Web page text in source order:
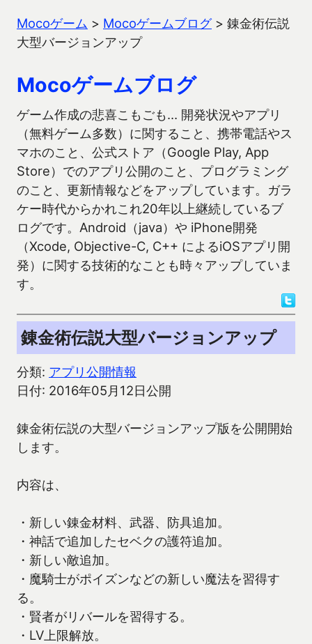
Mocoゲーム > Mocoゲームブログ> 錬金術伝説
大型バージョンアップ
Mocoゲームブログ
ゲーム作成の悲喜こもごも… 開発状況やアプリ
（無料ゲーム多数）に関すること、携帯電話やス
マホのこと、公式ストア（Google Play, App
Store）でのアプリ公開のこと、プログラミング
のこと、更新情報などをアップしています。ガラ
ケー時代からかれこれ20年以上継続しているブ
ログです。Android（java）や iPhone開発
（Xcode, Objective-C, C++ によるiOSアプリ開
発）に関する技術的なことも時々アップしていま
す。
錬金術伝説大型バージョンアップ
分類: アプリ公開情報
日付: 2016年05月12日公開
錬金術伝説の大型バージョンアップ版を公開開始
します。
内容は、
・新しい錬金材料、武器、防具追加。
・神話で追加したセベクの護符追加。
・新しい敵追加。
・魔騎士がポイズンなどの新しい魔法を習得す
る。
・賢者がリバールを習得する。
・LV上限解放。